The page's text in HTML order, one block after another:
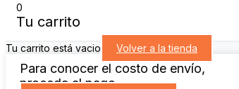
0
Tu carrito
Tu carrito está vacio Volver a la tienda
Para conocer el costo de envío,
proceda al pago.